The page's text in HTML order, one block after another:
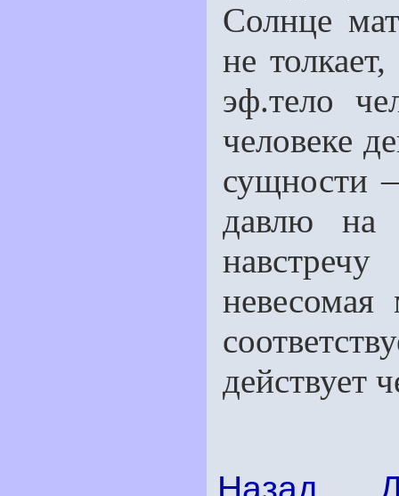
Солнце
не
эф.тело
человеке
сущности
давлю на
невесомая
действу­ет